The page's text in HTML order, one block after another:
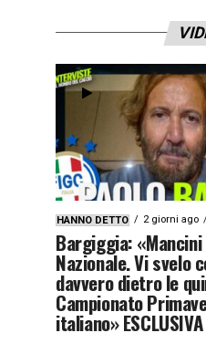
HANNO DETTO 2 giorni ago
Bargiggia:
Nazionale. Vi svelo
davvero dietro le
Campionato
italiano» ESCLUSIVA